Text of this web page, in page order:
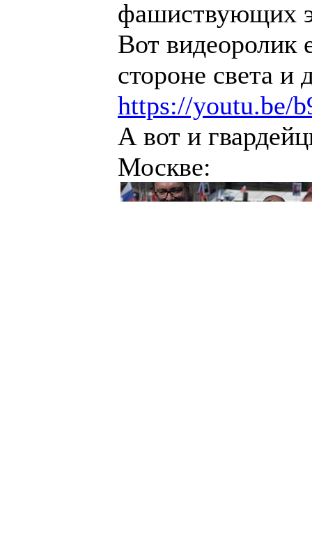
фашиствующих
Вот видеоролик
стороне света и
https://youtu.be/
А вот и
Москве: